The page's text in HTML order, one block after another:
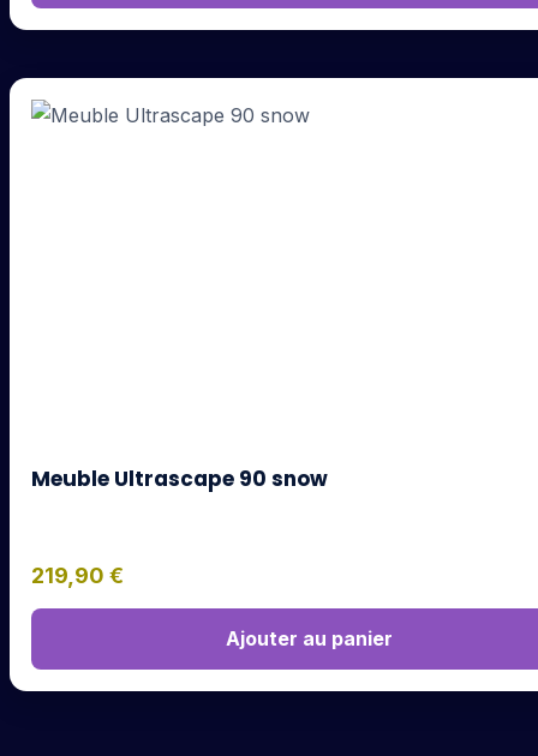
Meuble Ultrascape 90 snow
219,90 €
Ajouter au panier